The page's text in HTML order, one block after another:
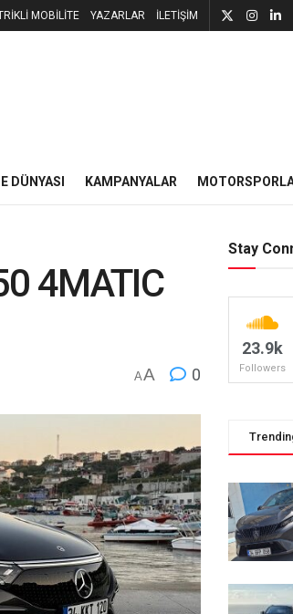
MOBİLİTE YAZARLAR İLETİŞİM
DÜNYASI KAMPANYALAR
4MATIC
AA 0
Stay
23.9k
Followers